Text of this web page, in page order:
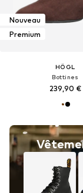
Nouveau
Premium
HÖGL
Bottines
239,90 €